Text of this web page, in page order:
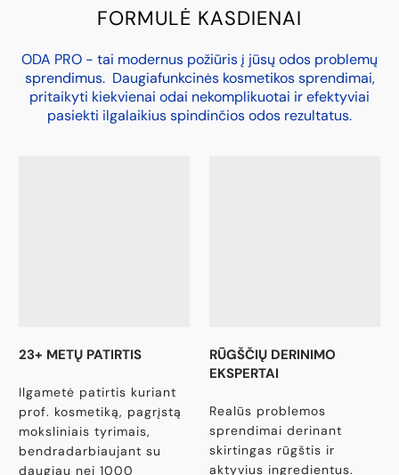
FORMULĖ KASDIENAI
ODA PRO - tai modernus požiūris į jūsų odos problemų
sprendimus. Daugiafunkcinės kosmetikos sprendimai,
pritaikyti kiekvienai odai nekomplikuotai ir efektyviai
pasiekti ilgalaikius spindinčios odos rezultatus.
23+ METŲ PATIRTIS
Ilgametė patirtis kuriant
prof. kosmetiką, pagrįstą
moksliniais tyrimais,
bendradarbiaujant su
daugiau nei 1000
RŪGŠČIŲ DERINIMO
EKSPERTAI
Realūs problemos
sprendimai derinant
skirtingas rūgštis ir
aktyvius ingredientus.